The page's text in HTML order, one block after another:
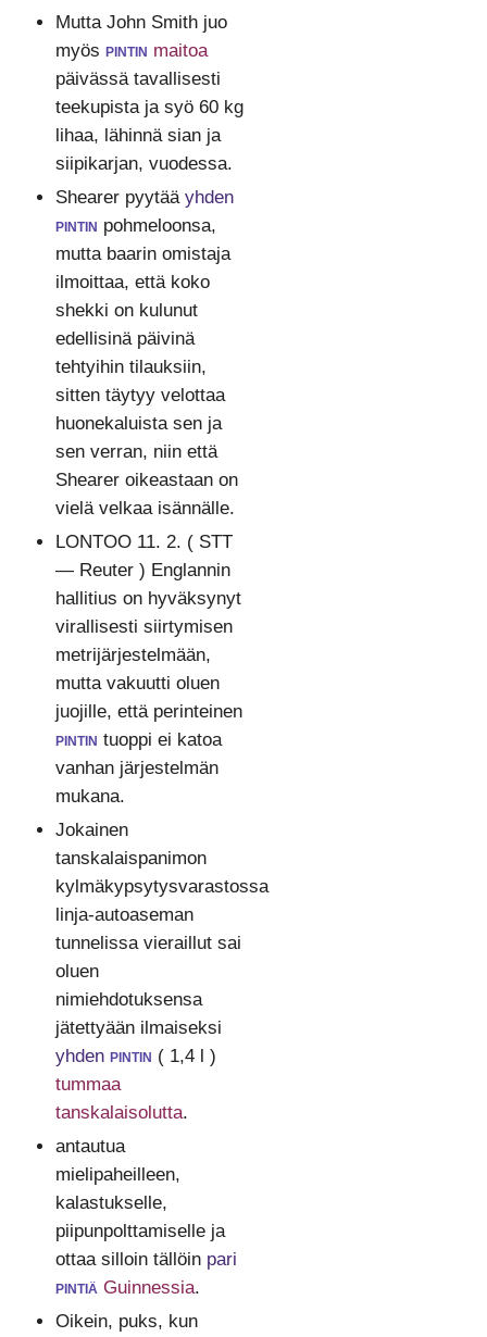
Mutta John Smith juo
myös pintin maitoa
päivässä tavallisesti
teekupista ja syö 60 kg
lihaa, lähinnä sian ja
siipikarjan, vuodessa.
Shearer pyytää yhden
pintin pohmeloonsa,
mutta baarin omistaja
ilmoittaa, että koko
shekki on kulunut
edellisinä päivinä
tehtyihin tilauksiin,
sitten täytyy velottaa
huonekaluista sen ja
sen verran, niin että
Shearer oikeastaan on
vielä velkaa isännälle.
LONTOO 11. 2. ( STT
— Reuter ) Englannin
hallitius on hyväksynyt
virallisesti siirtymisen
metrijärjestelmään,
mutta vakuutti oluen
juojille, että perinteinen
pintin tuoppi ei katoa
vanhan järjestelmän
mukana.
Jokainen
tanskalaispanimon
kylmäkypsytysvarastossa
linja-autoaseman
tunnelissa vieraillut sai
oluen
nimiehdotuksensa
jätettyään ilmaiseksi
yhden pintin ( 1,4 l )
tummaa
tanskalaisolutta.
antautua
mielipaheilleen,
kalastukselle,
piipunpolttamiselle ja
ottaa silloin tällöin pari
pintiä Guinnessia.
Oikein, puks, kun